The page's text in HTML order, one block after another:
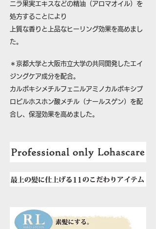
ニラ果実エキスなどの精油（アロマオイル）を
処方することにより
上質な香りと上品なヒーリング効果を高めまし
た。
＊京都大学と大阪市立大学の共同開発したエイ
ジングケア成分を配合。
カルボキシメチルフェニルアミノカルボキシプ
ロピルホスホン酸メチル（ナールスゲン）を配
合し、保湿効果を高めました。